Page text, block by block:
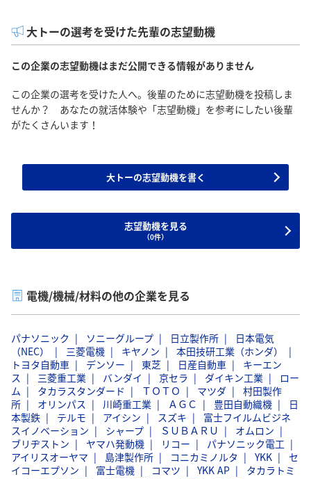
大トーの選考を受けた先輩の志望動機
この企業の志望動機はまだ公開できる情報がありません
この企業の選考を受けた人へ。後輩のために志望動機を投稿しま
せんか？ あなたの就活体験や「志望動機」を参考にしたい後輩
がたくさんいます！
大トーの志望動機を書く
志望動機を見る
（0件）
電機/機械/材料の他の企業を見る
パナソニック ソニーグループ 日立製作所
日本電気
（NEC）
三菱電機 キヤノン
本田技研工業（ホンダ）
トヨタ自動車
デンソー 東芝 日産自動車
キーエン
ス
三菱重工業 バンダイ 京セラ ダイキン工業
ロー
ム
タカラスタンダード ＴＯＴＯ マツダ
村田製作
所
オリンパス 川崎重工業 ＡＧＣ 豊田自動織機
日
本製鉄
テルモ アイシン スズキ
富士フイルムビジネ
スイノベーション
シャープ ＳＵＢＡＲＵ
オムロン
ブリヂストン
ヤマハ発動機 リコー
パナソニック電工
アイリスオーヤマ
島津製作所 コニカミノルタ YKK
セ
イコーエプソン
富士電機 コマツ YKK AP
タカラトミ